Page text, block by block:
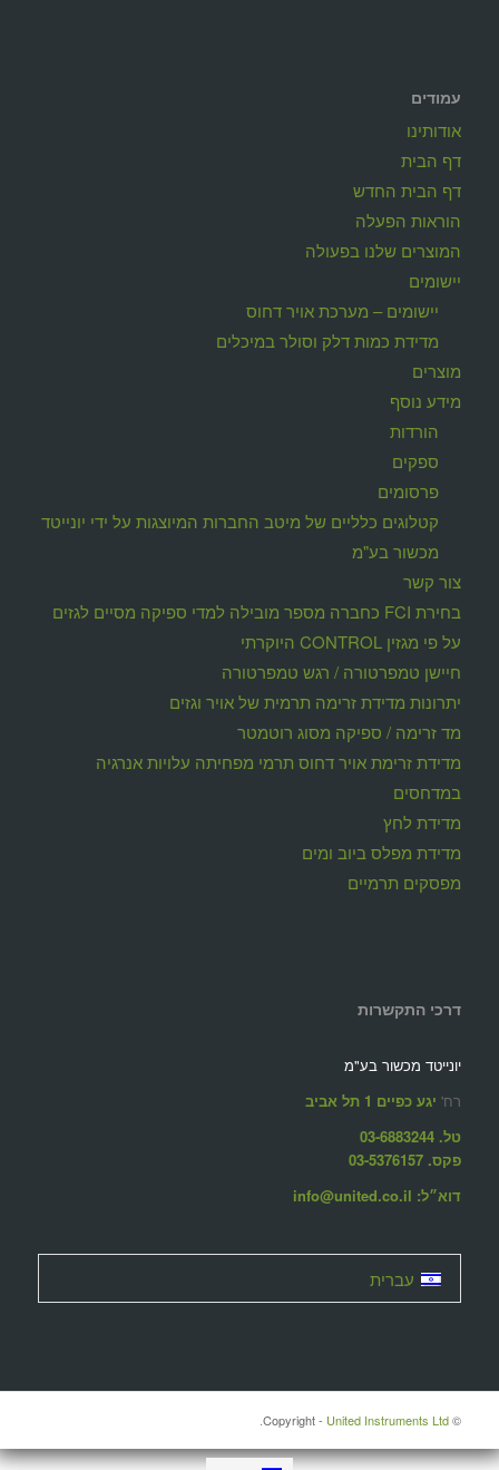
עמודים
אודותינו
דף הבית
דף הבית החדש
הוראות הפעלה
המוצרים שלנו בפעולה
יישומים
יישומים – מערכת אויר דחוס
מדידת כמות דלק וסולר במיכלים
מוצרים
מידע נוסף
הורדות
ספקים
פרסומים
קטלוגים כלליים של מיטב החברות המיוצגות על ידי יונייטד
מכשור בע"מ
צור קשר
בחירת FCI כחברה מספר מובילה למדי ספיקה מסיים לגזים
על פי מגזין CONTROL היוקרתי
חיישן טמפרטורה / רגש טמפרטורה
יתרונות מדידת זרימה תרמית של אויר וגזים
מד זרימה / ספיקה מסוג רוטמטר
מדידת זרימת אויר דחוס תרמי מפחיתה עלויות אנרגיה
במדחסים
מדידת לחץ
מדידת מפלס ביוב ומים
מפסקים תרמיים
דרכי התקשרות
יונייטד מכשור בע"מ
רח' יגע כפיים 1 תל אביב
טל. 03-6883244
פקס. 03-5376157
דוא״ל: info@united.co.il
עברית
© ‫Copyright -
United Instruments Ltd.